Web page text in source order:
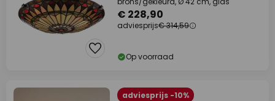
€ 228,90
adviesprijs€ 314,59
Op voorraad
adviesprijs -10%